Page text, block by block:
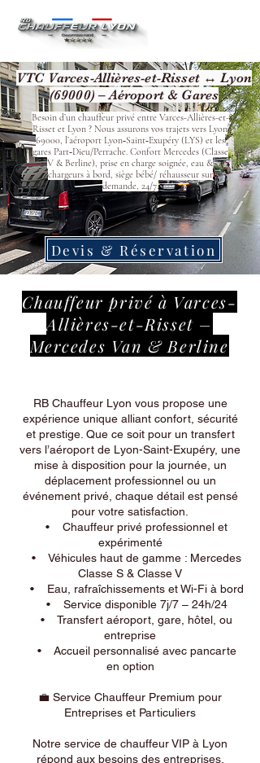
VTC Varces-Allières-et-Risset ↔ Lyon
(69000) – Aéroport & Gares
Besoin d’un chauffeur privé entre Varces-Allières-et-
Risset et Lyon ? Nous assurons vos trajets vers Lyon
69000, l’aéroport Lyon‑Saint‑Exupéry (LYS) et les
gares Part‑Dieu/Perrache. Confort Mercedes (Classe
V & Berline), prise en charge soignée, eau &
chargeurs à bord, siège bébé/ réhausseur sur
demande, 24/7.
Devis & Réservation
Chauffeur privé à Varces-
Allières-et-Risset –
Mercedes Van & Berline
RB Chauffeur Lyon vous propose une
expérience unique alliant confort, sécurité
et prestige. Que ce soit pour un transfert
vers l’aéroport de Lyon-Saint-Exupéry, une
mise à disposition pour la journée, un
déplacement professionnel ou un
événement privé, chaque détail est pensé
pour votre satisfaction.
• Chauffeur privé professionnel et
expérimenté
• Véhicules haut de gamme : Mercedes
Classe S & Classe V
• Eau, rafraîchissements et Wi-Fi à bord
• Service disponible 7j/7 – 24h/24
• Transfert aéroport, gare, hôtel, ou
entreprise
• Accueil personnalisé avec pancarte
en option
💼 Service Chauffeur Premium pour
Entreprises et Particuliers
Notre service de chauffeur VIP à Lyon
répond aux besoins des entreprises,